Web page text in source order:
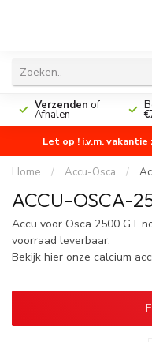
Verzenden of
Afhalen
Let op ! i.v.m.
Home / Accu-Osca /
ACCU-OSCA-
Accu voor Osca 2500 GT
voorraad leverbaar.
Bekijk hier onze calcium